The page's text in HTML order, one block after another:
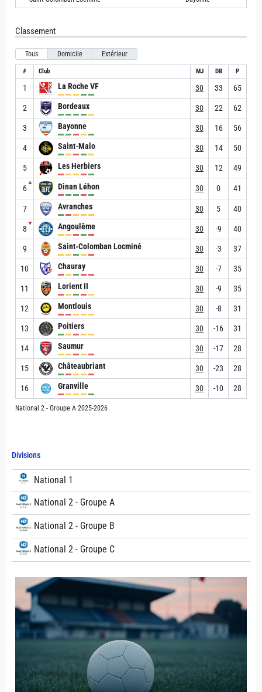
Divisions
National 1
National 2 - Groupe A
National 2 - Groupe B
National 2 - Groupe C
Classement
Tous Domicile Extérieur
# Club MJ DB P
1 La Roche VF 30 33 65
2 Bordeaux 30 22 62
3 Bayonne 30 16 56
4 Saint-Malo 30 14 50
5 Les Herbiers 30 12 49
6
▲ Dinan Léhon 30 0 41
7 Avranches 30 5 40
8
▼ Angoulême 30 -9 40
9 Saint-Colomban Locminé 30 -3 37
10 Chauray 30 -7 35
11 Lorient II 30 -9 35
12 Montlouis 30 -8 31
13 Poitiers 30 -16 31
14 Saumur 30 -17 28
15 Châteaubriant 30 -23 28
16 Granville 30 -10 28
National 2 - Groupe A 2025-2026